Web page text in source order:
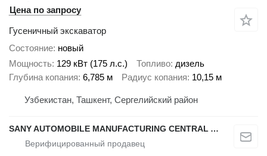
Цена по запросу
Гусеничный экскаватор
Состояние новый
Мощность 129 кВт (175 л.с.) Топливо дизель
Глубина копания 6,785 м Радиус копания 10,15 м
Узбекистан, Ташкент, Сергелийский район
SANY AUTOMOBILE MANUFACTURING CENTRAL ASIA